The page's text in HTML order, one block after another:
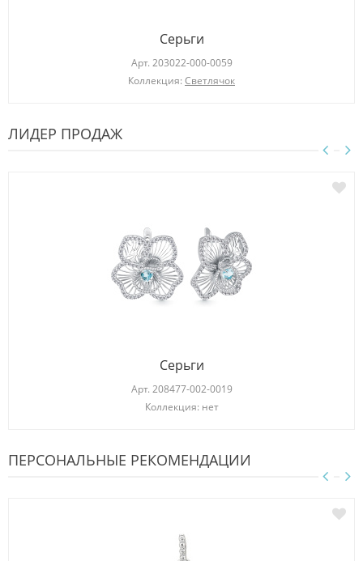
Серьги
Арт. 203022-000-0059
Коллекция: Светлячок
ЛИДЕР ПРОДАЖ
Серьги
Арт. 208477-002-0019
Коллекция: нет
ПЕРСОНАЛЬНЫЕ РЕКОМЕНДАЦИИ